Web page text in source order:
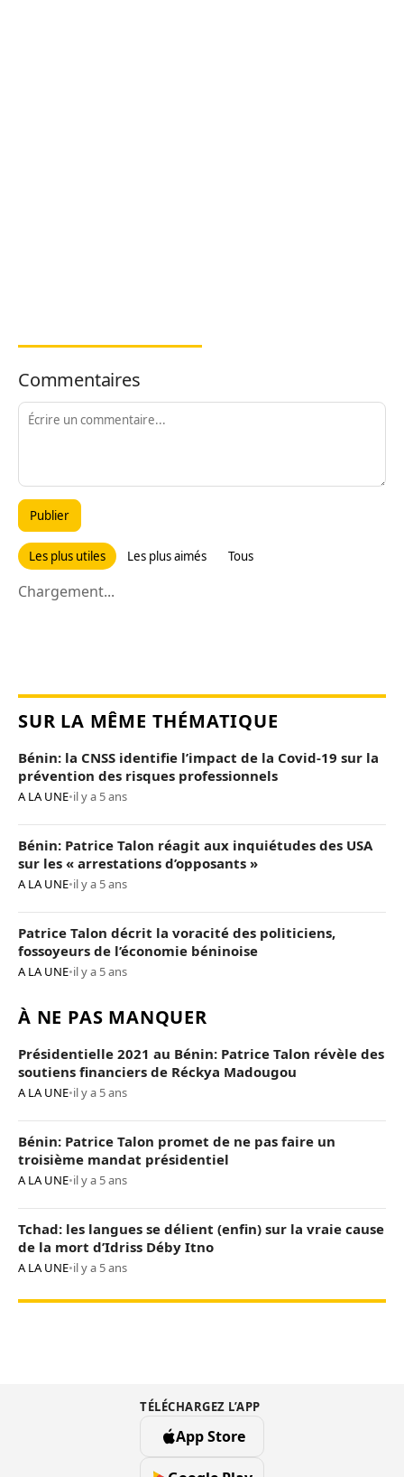
Commentaires
Publier
Les plus utiles Les plus aimés Tous
Chargement...
SUR LA MÊME THÉMATIQUE
Bénin: la CNSS identifie l’impact de la Covid-19 sur la
prévention des risques professionnels
A LA UNE•il y a 5 ans
Bénin: Patrice Talon réagit aux inquiétudes des USA
sur les « arrestations d’opposants »
A LA UNE•il y a 5 ans
Patrice Talon décrit la voracité des politiciens,
fossoyeurs de l’économie béninoise
A LA UNE•il y a 5 ans
À NE PAS MANQUER
Présidentielle 2021 au Bénin: Patrice Talon révèle des
soutiens financiers de Réckya Madougou
A LA UNE•il y a 5 ans
Bénin: Patrice Talon promet de ne pas faire un
troisième mandat présidentiel
A LA UNE•il y a 5 ans
Tchad: les langues se délient (enfin) sur la vraie cause
de la mort d’Idriss Déby Itno
A LA UNE•il y a 5 ans
TÉLÉCHARGEZ L’APP
App Store